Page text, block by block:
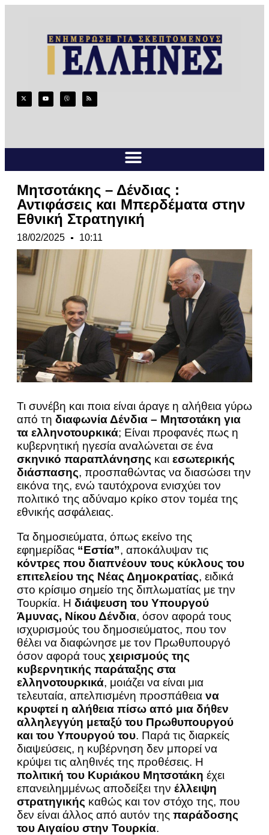
Μητσοτάκης – Δένδιας :
Αντιφάσεις και Μπερδέματα στην
Εθνική Στρατηγική
18/02/2025 10:11
Τι συνέβη και ποια είναι άραγε η αλήθεια γύρω
από τη διαφωνία Δένδια – Μητσοτάκη για
τα ελληνοτουρκικά; Είναι προφανές πως η
κυβερνητική ηγεσία αναλώνεται σε ένα
σκηνικό παραπλάνησης και εσωτερικής
διάσπασης, προσπαθώντας να διασώσει την
εικόνα της, ενώ ταυτόχρονα ενισχύει τον
πολιτικό της αδύναμο κρίκο στον τομέα της
εθνικής ασφάλειας.
Τα δημοσιεύματα, όπως εκείνο της
εφημερίδας “Εστία”, αποκάλυψαν τις
κόντρες που διαπνέουν τους κύκλους του
επιτελείου της Νέας Δημοκρατίας, ειδικά
στο κρίσιμο σημείο της διπλωματίας με την
Τουρκία. Η διάψευση του Υπουργού
Άμυνας, Νίκου Δένδια, όσον αφορά τους
ισχυρισμούς του δημοσιεύματος, που τον
θέλει να διαφώνησε με τον Πρωθυπουργό
όσον αφορά τους χειρισμούς της
κυβερνητικής παράταξης στα
ελληνοτουρκικά, μοιάζει να είναι μια
τελευταία, απελπισμένη προσπάθεια να
κρυφτεί η αλήθεια πίσω από μια δήθεν
αλληλεγγύη μεταξύ του Πρωθυπουργού
και του Υπουργού του. Παρά τις διαρκείς
διαψεύσεις, η κυβέρνηση δεν μπορεί να
κρύψει τις αληθινές της προθέσεις. Η
πολιτική του Κυριάκου Μητσοτάκη έχει
επανειλημμένως αποδείξει την έλλειψη
στρατηγικής καθώς και τον στόχο της, που
δεν είναι άλλος από αυτόν της παράδοσης
του Αιγαίου στην Τουρκία.